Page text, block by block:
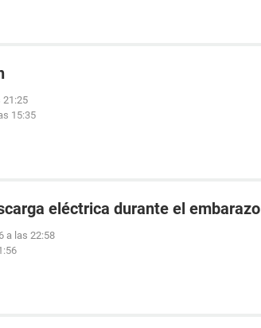
21:25
15:35
eléctrica durante el embarazo
a las 22:58